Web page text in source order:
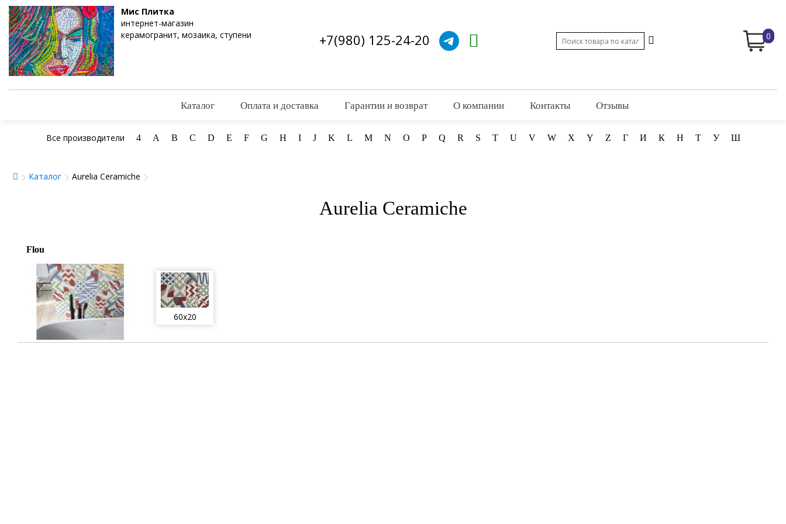
Мис Плитка
интернет-магазин
керамогранит, мозаика, ступени
+7(980) 125-24-20 0
Каталог Оплата и доставка Гарантии и возврат О компании Контакты Отзывы
Все производители 4 A B C D E F G H I J K L M N O P Q R S T U V W X Y Z Г И К Н Т У Ш
Каталог Aurelia Ceramiche
Aurelia Ceramiche
Flou
60x20